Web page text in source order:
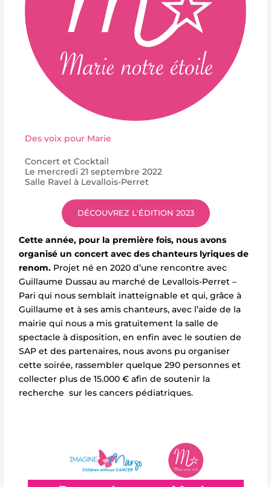
Des voix pour Marie
Concert et Cocktail
Le mercredi 21 septembre 2022
Salle Ravel à Levallois-Perret
DÉCOUVREZ L'ÉDITION 2023
Cette année, pour la première fois, nous avons
organisé un concert avec des chanteurs lyriques de
renom. Projet né en 2020 d’une rencontre avec
Guillaume Dussau au marché de Levallois-Perret –
Pari qui nous semblait inatteignable et qui, grâce à
Guillaume et à ses amis chanteurs, avec l’aide de la
mairie qui nous a mis gratuitement la salle de
spectacle à disposition, en enfin avec le soutien de
SAP et des partenaires, nous avons pu organiser
cette soirée, rassembler quelque 290 personnes et
collecter plus de 15.000 € afin de soutenir la
recherche sur les cancers pédiatriques.